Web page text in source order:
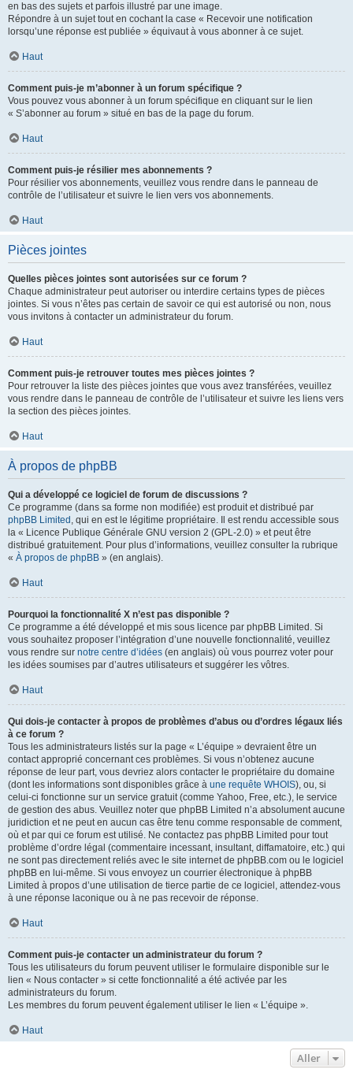
en bas des sujets et parfois illustré par une image.
Répondre à un sujet tout en cochant la case « Recevoir une notification
lorsqu’une réponse est publiée » équivaut à vous abonner à ce sujet.
Haut
Comment puis-je m’abonner à un forum spécifique ?
Vous pouvez vous abonner à un forum spécifique en cliquant sur le lien
« S’abonner au forum » situé en bas de la page du forum.
Haut
Comment puis-je résilier mes abonnements ?
Pour résilier vos abonnements, veuillez vous rendre dans le panneau de
contrôle de l’utilisateur et suivre le lien vers vos abonnements.
Haut
Pièces jointes
Quelles pièces jointes sont autorisées sur ce forum ?
Chaque administrateur peut autoriser ou interdire certains types de pièces
jointes. Si vous n’êtes pas certain de savoir ce qui est autorisé ou non, nous
vous invitons à contacter un administrateur du forum.
Haut
Comment puis-je retrouver toutes mes pièces jointes ?
Pour retrouver la liste des pièces jointes que vous avez transférées, veuillez
vous rendre dans le panneau de contrôle de l’utilisateur et suivre les liens vers
la section des pièces jointes.
Haut
À propos de phpBB
Qui a développé ce logiciel de forum de discussions ?
Ce programme (dans sa forme non modifiée) est produit et distribué par
phpBB Limited , qui en est le légitime propriétaire. Il est rendu accessible sous
la « Licence Publique Générale GNU version 2 (GPL-2.0) » et peut être
distribué gratuitement. Pour plus d’informations, veuillez consulter la rubrique
« À propos de phpBB » (en anglais).
Haut
Pourquoi la fonctionnalité X n’est pas disponible ?
Ce programme a été développé et mis sous licence par phpBB Limited. Si
vous souhaitez proposer l’intégration d’une nouvelle fonctionnalité, veuillez
vous rendre sur notre centre d’idées (en anglais) où vous pourrez voter pour
les idées soumises par d’autres utilisateurs et suggérer les vôtres.
Haut
Qui dois-je contacter à propos de problèmes d’abus ou d’ordres légaux liés
à ce forum ?
Tous les administrateurs listés sur la page « L’équipe » devraient être un
contact approprié concernant ces problèmes. Si vous n’obtenez aucune
réponse de leur part, vous devriez alors contacter le propriétaire du domaine
(dont les informations sont disponibles grâce à une requête WHOIS), ou, si
celui-ci fonctionne sur un service gratuit (comme Yahoo, Free, etc.), le service
de gestion des abus. Veuillez noter que phpBB Limited n’a absolument aucune
juridiction et ne peut en aucun cas être tenu comme responsable de comment,
où et par qui ce forum est utilisé. Ne contactez pas phpBB Limited pour tout
problème d’ordre légal (commentaire incessant, insultant, diffamatoire, etc.) qui
ne sont pas directement reliés avec le site internet de phpBB.com ou le logiciel
phpBB en lui-même. Si vous envoyez un courrier électronique à phpBB
Limited à propos d’une utilisation de tierce partie de ce logiciel, attendez-vous
à une réponse laconique ou à ne pas recevoir de réponse.
Haut
Comment puis-je contacter un administrateur du forum ?
Tous les utilisateurs du forum peuvent utiliser le formulaire disponible sur le
lien « Nous contacter » si cette fonctionnalité a été activée par les
administrateurs du forum.
Les membres du forum peuvent également utiliser le lien « L’équipe ».
Haut
Aller